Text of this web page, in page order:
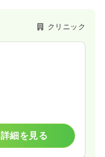
クリニック
詳細を見る